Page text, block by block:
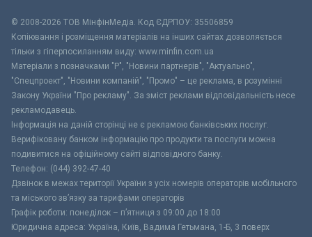
© 2008-2026 ТОВ МiнфiнМедiа. Код ЄДРПОУ: 35506859
Копіювання і розміщення матеріалів на інших сайтах дозволяється
тільки з гіперпосиланням виду: www.minfin.com.ua
Матеріали з позначками "Р", "Новини партнерів", "Актуально",
"Спецпроект", "Новини компаній", "Промо" – це реклама, в розумінні
Закону України "Про рекламу". За зміст реклами відповідальність несе
рекламодавець.
Інформація на даній сторінці не є рекламою банківських послуг.
Верифіковану банком інформацію про продукти та послуги можна
подивитися на офіційному сайті відповідного банку.
Телефон: (044) 392-47-40
Дзвінок в межах території України з усіх номерів операторів мобільного
та міського зв’язку за тарифами операторів
Графік роботи: понеділок – п’ятниця з 09:00 до 18:00
Юридична адреса: Україна, Київ, Вадима Гетьмана, 1-Б, 3 поверх